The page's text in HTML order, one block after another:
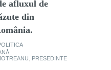
afluxul de
din
PRESEDINTE